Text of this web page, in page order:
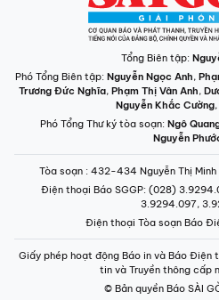
Tổng Biên tập:
Phó Tổng Biên tập: Nguyễn Ngọc Anh,
Trương Đức Nghĩa, Phạm Thị Vân Anh,
Nguyễn Khắc Cường,
Phó Tổng Thư ký tòa soạn: Ngô
Nguyễn
Tòa soạn : 432-434 Nguyễn Thị Minh
Điện thoại Báo SGGP: (028)
3.9294.097,
Điện thoại Tòa soạn Báo
Giấy phép hoạt động Báo in và Báo Điện
tin và Truyền thông
© Bản quyền Báo SÀI